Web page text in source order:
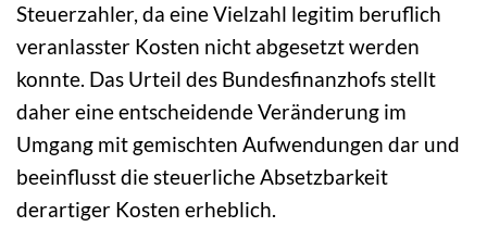
Steuerzahler, da eine Vielzahl legitim beruflich
veranlasster Kosten nicht abgesetzt werden
konnte. Das Urteil des Bundesfinanzhofs stellt
daher eine entscheidende Veränderung im
Umgang mit gemischten Aufwendungen dar und
beeinflusst die steuerliche Absetzbarkeit
derartiger Kosten erheblich.